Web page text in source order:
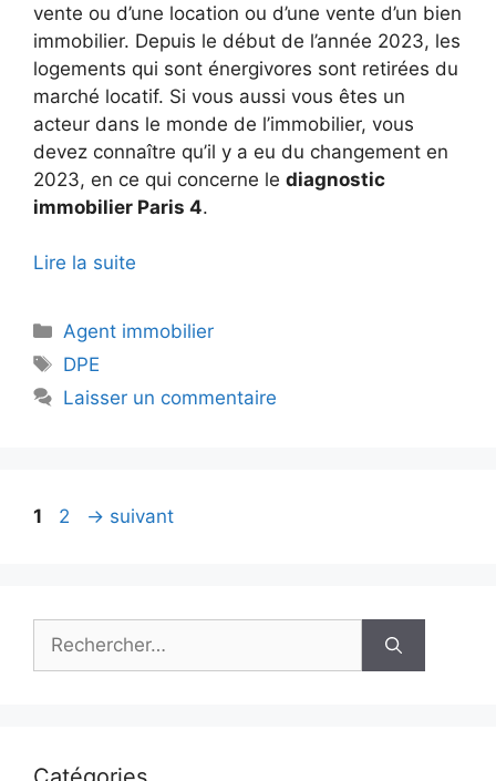
vente ou d’une location ou d’une vente d’un bien
immobilier. Depuis le début de l’année 2023, les
logements qui sont énergivores sont retirées du
marché locatif. Si vous aussi vous êtes un
acteur dans le monde de l’immobilier, vous
devez connaître qu’il y a eu du changement en
2023, en ce qui concerne le diagnostic
immobilier Paris 4.
Lire la suite
Catégories
Agent immobilier
Étiquettes
DPE
Laisser un commentaire
Page
1 Page
2 → suivant
Rechercher :